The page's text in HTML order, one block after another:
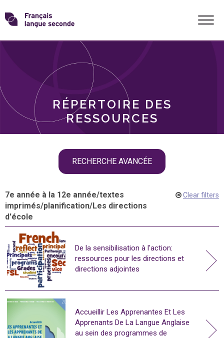
Skip
toTransformons
langue
RÉPERTOIRE DES
RESSOURCES
RECHERCHE AVANCÉE
THÈMES
7e année à la 12e année/textes
imprimés/planification/Les directions
d'école
Clear filters
De la sensibilisation à l'action:
ressources pour les directions et
directions adjointes
Accueillir Les Apprenantes Et Les
Apprenants De La Langue Anglaise
au sein des programmes de